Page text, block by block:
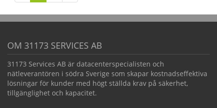
OM 31173 SERVICES AB
31173 Services AB är datacenterspecialisten och
nätleverantören i södra Sverige som skapar kostnadseffektiva
lösningar för kunder med högt ställda krav på säkerhet,
tillgänglighet och kapacitet.